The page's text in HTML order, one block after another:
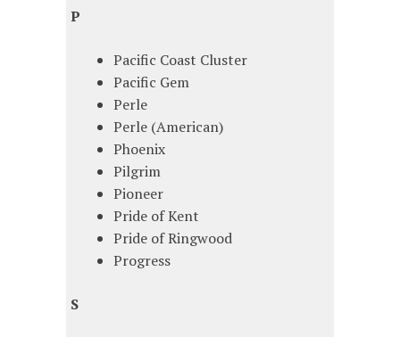
P
Pacific Coast Cluster
Pacific Gem
Perle
Perle (American)
Phoenix
Pilgrim
Pioneer
Pride of Kent
Pride of Ringwood
Progress
S